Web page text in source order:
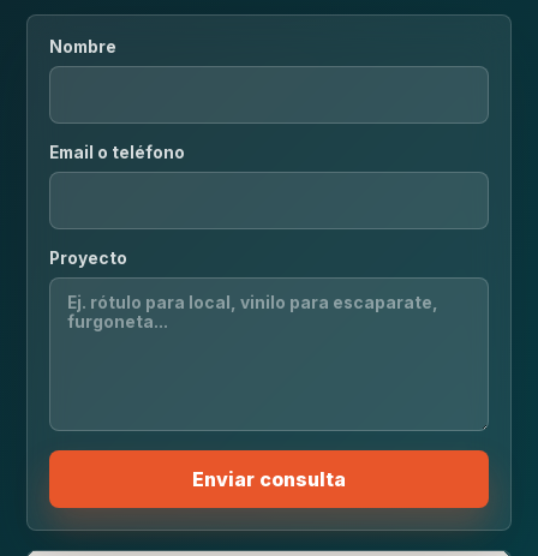
Nombre
Email o teléfono
Proyecto
Enviar consulta